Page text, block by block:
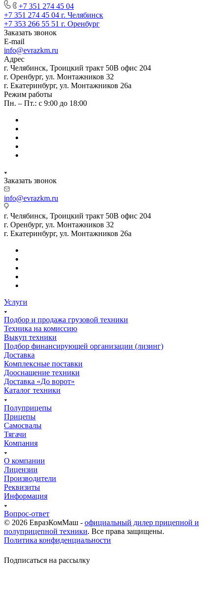
+7 351 274 45 04
+7 351 274 45 04 г. Челябинск
+7 353 266 55 51 г. Оренбург
Заказать звонок
E-mail
info@evrazkm.ru
Адрес
г. Челябинск, Троицкий тракт 50В офис 204
г. Оренбург, ул. Монтажников 32
г. Екатеринбург, ул. Монтажников 26а
Режим работы
Пн. – Пт.: с 9:00 до 18:00
Заказать звонок
info@evrazkm.ru
г. Челябинск, Троицкий тракт 50В офис 204
г. Оренбург, ул. Монтажников 32
г. Екатеринбург, ул. Монтажников 26а
Услуги
Подбор и продажа грузовой техники
Техника на комиссию
Выкуп техники
Подбор финансирующей организации (лизинг)
Доставка
Комплексные поставки
Дооснащение техники
Доставка «До ворот»
Каталог техники
Полуприцепы
Прицепы
Самосвалы
Тягачи
Компания
О компании
Лицензии
Производители
Реквизиты
Информация
Вопрос-ответ
© 2026 ЕвразКомМаш - официальный дилер прицепной и
полуприцепной техники. Все права защищены.
Политика конфиденциальности
Подписаться на рассылку